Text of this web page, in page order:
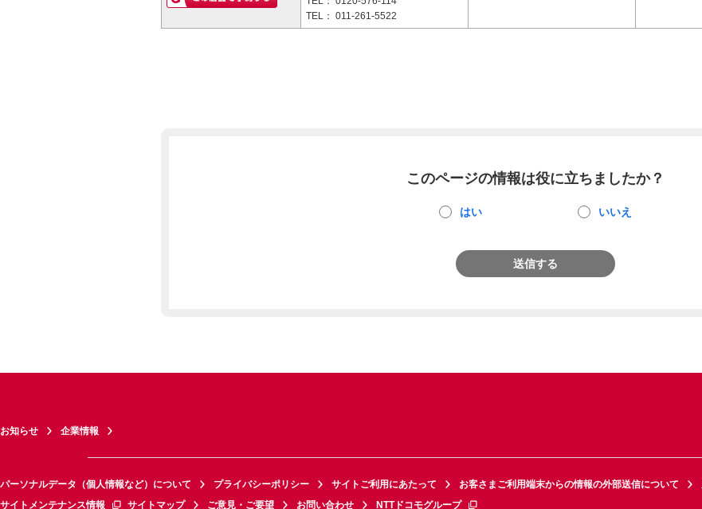
TEL： 011-261-5522
このページの情報は役に立ちましたか？
はい いいえ
送信する
お知らせ 企業情報
パーソナルデータ（個人情報など）について プライバシーポリシー サイトご利用にあたって お客さまご利用端末からの情報の外部送信について
サイトメンテナンス情報
サイトマップ ご意見・ご要望 お問い合わせ NTTドコモグループ